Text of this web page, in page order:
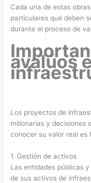
Cada una de estas
particulares que deben
durante el proceso de
avalúos
Los proyectos de
millonarias y decisiones
conocer su valor real es
1. Gestión de activos
Las entidades públicas
de sus activos de